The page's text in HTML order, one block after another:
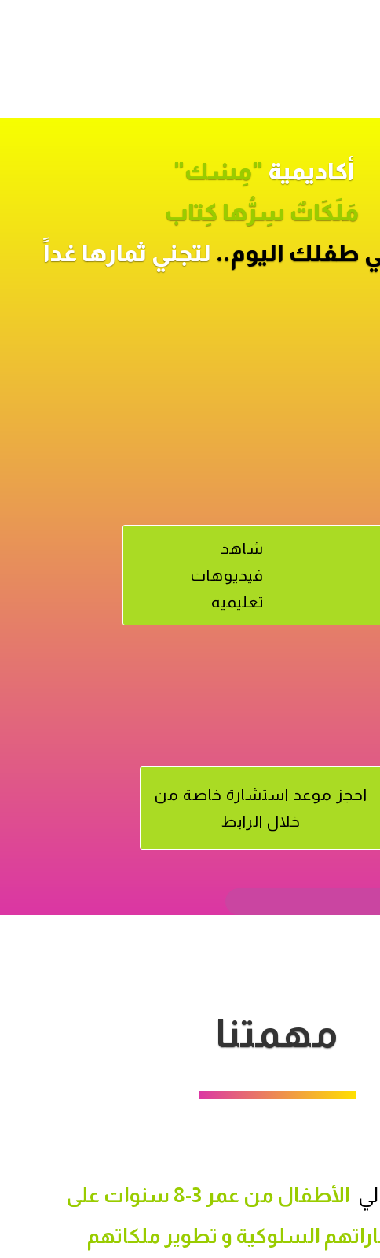
أكاديمية "مِسْك"
مَلَكَاتٌ سِرُّها كِتاب
طفلك اليوم.. لتجني ثمارها غداً
شاهد
فيديوهات
تعليميه
احجز موعد استشارة خاصة من
خلال الرابط
مهمتنا
الأطفال من عمر 3-8 سنوات
على
السلوكية و تطوير ملكاتهم